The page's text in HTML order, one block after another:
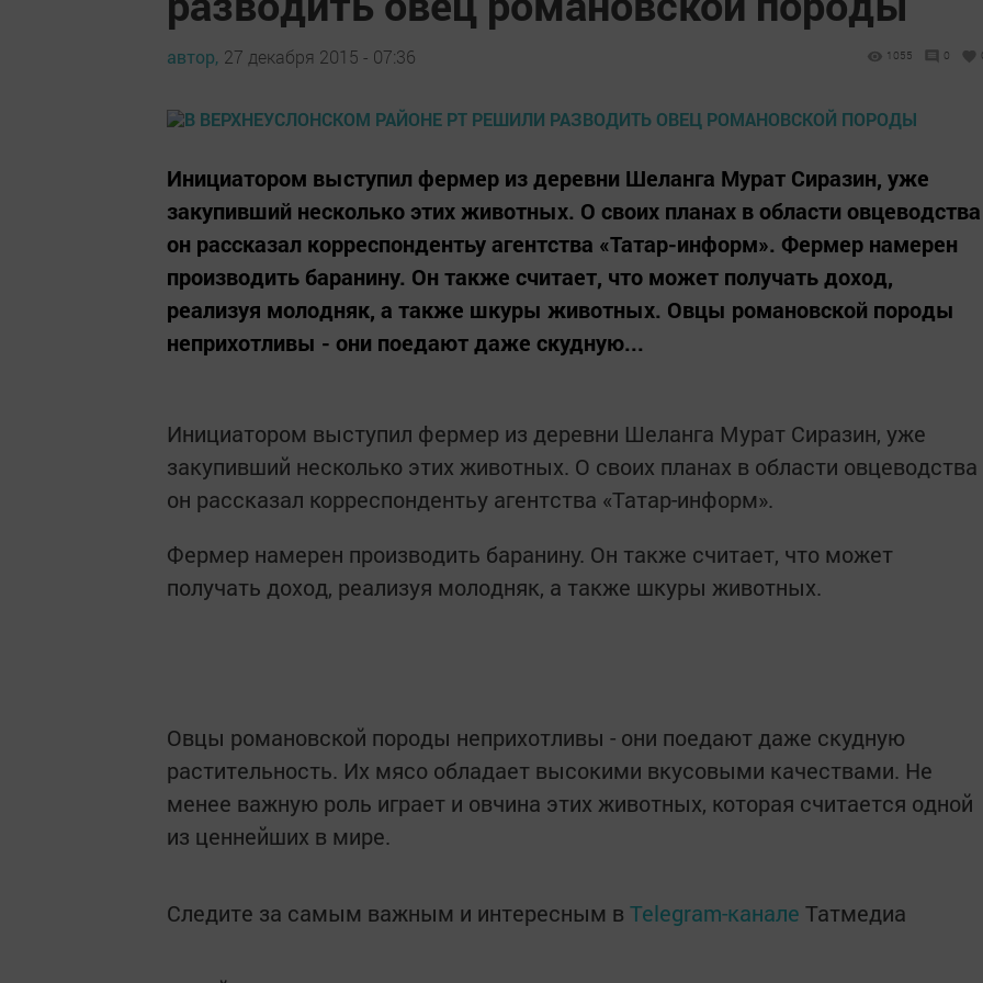
автор, 27 декабря 2015 - 07:36 1055 0
Инициатором выступил фермер из деревни Шеланга Мурат Сиразин, уже
закупивший несколько этих животных. О своих планах в области овцеводства
он рассказал корреспондентьу агентства «Татар-информ». Фермер намерен
производить баранину. Он также считает, что может получать доход,
реализуя молодняк, а также шкуры животных. Овцы романовской породы
неприхотливы - они поедают даже скудную...
Инициатором выступил фермер из деревни Шеланга Мурат Сиразин, уже
закупивший несколько этих животных. О своих планах в области овцеводства
он рассказал корреспондентьу агентства «Татар-информ».
Фермер намерен производить баранину. Он также считает, что может
получать доход, реализуя молодняк, а также шкуры животных.
Овцы романовской породы неприхотливы - они поедают даже скудную
растительность. Их мясо обладает высокими вкусовыми качествами. Не
менее важную роль играет и овчина этих животных, которая считается одной
из ценнейших в мире.
Следите за самым важным и интересным в Telegram-канале Татмедиа